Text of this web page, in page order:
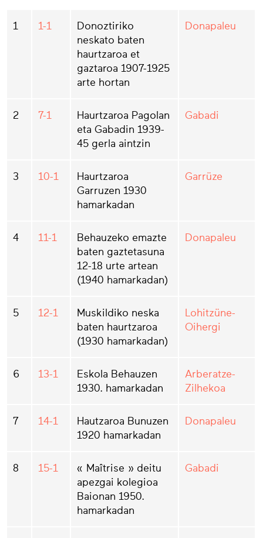
1 1-1
Donoztiriko
neskato baten
haurtzaroa et
gaztaroa 1907-1925
arte hortan
Donapaleu
2 7-1
Haurtzaroa Pagolan
eta Gabadin 1939-
45 gerla aintzin
Gabadi
3 10-1
Haurtzaroa
Garruzen 1930
hamarkadan
Garrüze
4 11-1
Behauzeko emazte
baten gaztetasuna
12-18 urte artean
(1940 hamarkadan)
Donapaleu
5 12-1
Muskildiko neska
baten haurtzaroa
(1930 hamarkadan)
Lohitzüne-
Oihergi
6 13-1
Eskola Behauzen
1930. hamarkadan
Arberatze-
Zilhekoa
7 14-1
Hautzaroa Bunuzen
1920 hamarkadan
Donapaleu
8 15-1
« Maîtrise » deitu
apezgai kolegioa
Baionan 1950.
hamarkadan
Gabadi